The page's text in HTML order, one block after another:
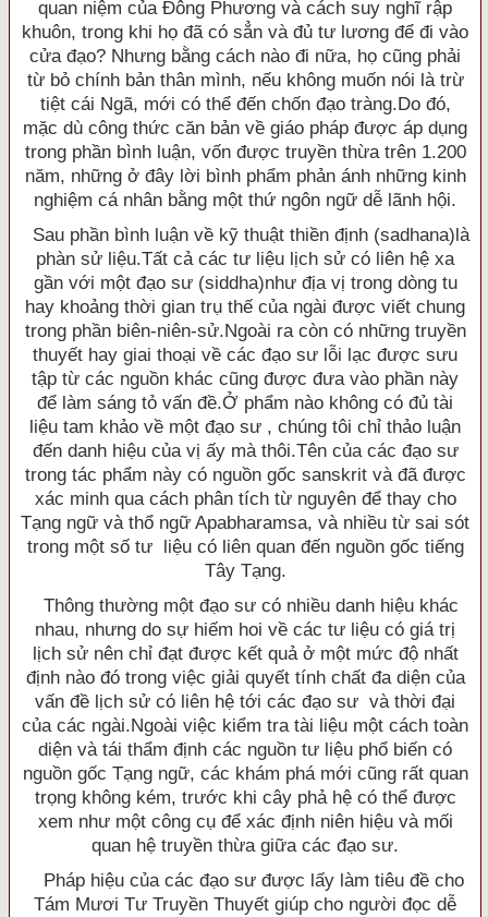
quan niệm của Ðông Phương và cách suy nghĩ rập
khuôn, trong khi họ đã có sẳn và đủ tư lương để đi vào
cửa đạo? Nhưng bằng cách nào đi nữa, họ cũng phải
từ bỏ chính bản thân mình, nếu không muốn nói là trừ
tiệt cái Ngã, mới có thể đến chốn đạo tràng.Do đó,
mặc dù công thức căn bản về giáo pháp được áp dụng
trong phần bình luận, vốn được truyền thừa trên 1.200
năm, những ở đây lời bình phẩm phản ánh những kinh
nghiệm cá nhân bằng một thứ ngôn ngữ dễ lãnh hội.
Sau phần bình luận về kỹ thuật thiền định (sadhana)là
phàn sử liệu.Tất cả các tư liệu lịch sử có liên hệ xa
gần với một đạo sư (siddha)như địa vị trong dòng tu
hay khoảng thời gian trụ thế của ngài được viết chung
trong phần biên-niên-sử.Ngoài ra còn có những truyền
thuyết hay giai thoại về các đạo sư lỗi lạc được sưu
tập từ các nguồn khác cũng được đưa vào phần này
để làm sáng tỏ vấn đề.Ở phẩm nào không có đủ tài
liệu tam khảo về một đạo sư , chúng tôi chỉ thảo luận
đến danh hiệu của vị ấy mà thôi.Tên của các đạo sư
trong tác phẩm này có nguồn gốc sanskrit và đã được
xác minh qua cách phân tích từ nguyên để thay cho
Tạng ngữ và thổ ngữ Apabharamsa, và nhiều từ sai sót
trong một số tư liệu có liên quan đến nguồn gốc tiếng
Tây Tạng.
Thông thường một đạo sư có nhiều danh hiệu khác
nhau, nhưng do sự hiếm hoi về các tư liệu có giá trị
lịch sử nên chỉ đạt được kết quả ở một mức độ nhất
định nào đó trong việc giải quyết tính chất đa diện của
vấn đề lịch sử có liên hệ tới các đạo sư và thời đại
của các ngài.Ngoài việc kiểm tra tài liệu một cách toàn
diện và tái thẩm định các nguồn tư liệu phổ biến có
nguồn gốc Tạng ngữ, các khám phá mới cũng rất quan
trọng không kém, trước khi cây phả hệ có thể được
xem như một công cụ để xác định niên hiệu và mối
quan hệ truyền thừa giữa các đạo sư.
Pháp hiệu của các đạo sư được lấy làm tiêu đề cho
Tám Mươi Tư Truyền Thuyết giúp cho người đọc dễ